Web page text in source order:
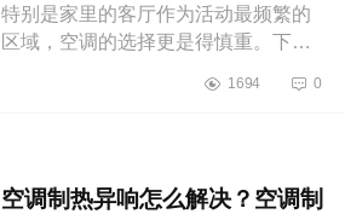
特别是家里的客厅作为活动最频繁的
区域，空调的选择更是得慎重。下面
是柜机？客厅空调推荐性价比高的有
1694 0
空调制热异响怎么解决？空调制